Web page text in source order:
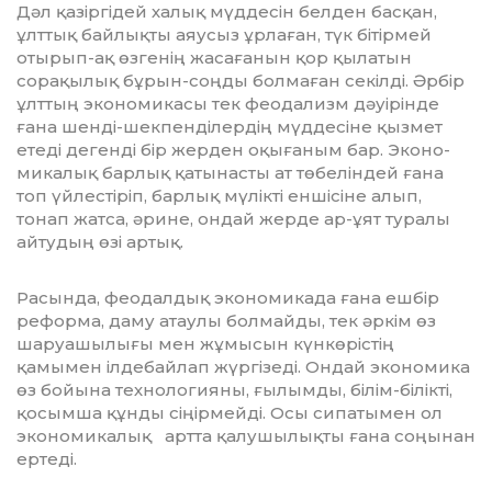
Дәл қазіргідей халық мүддесін белден басқан,
ұлттық байлықты аяусыз ұрлаған, түк бітірмей
отырып-ақ өзгенің жасағанын қор қылатын
сорақылық бұрын-соңды болмаған секілді. Әрбір
ұлттың экономикасы тек феодализм дәуірінде
ғана шенді-шекпенділердің мүддесіне қызмет
етеді дегенді бір жерден оқығаным бар. Эконо­
ми­калық барлық қатынасты ат төбеліндей ғана
топ үйлестіріп, барлық мүлікті ен­шісіне алып,
тонап жатса, әрине, ондай жерде ар-ұят туралы
айтудың өзі артық.
Расында, феодалдық экономикада ғана ешбір
реформа, даму атаулы болмайды, тек әркім өз
шаруашылығы мен жұ­мы­сын күнкөрістің
қамымен ілдебайлап жүргізеді. Ондай экономика
өз бойына технологияны, ғылымды, білім-білікті,
қосымша құнды сіңірмейді. Осы сипатымен ол
экономикалық артта қалушы­лық­ты ғана соңынан
ертеді.